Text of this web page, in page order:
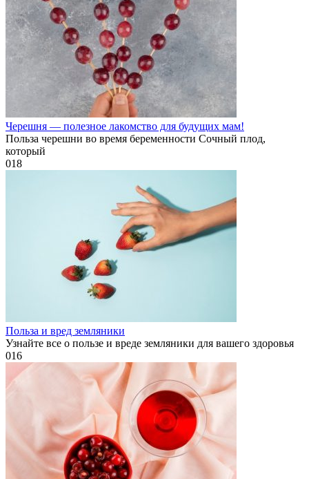
Черешня — полезное лакомство для будущих мам!
Польза черешни во время беременности Сочный плод,
который
018
Польза и вред земляники
Узнайте все о пользе и вреде земляники для вашего здоровья
016